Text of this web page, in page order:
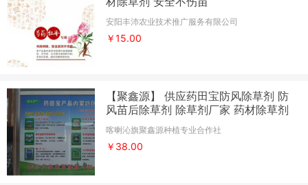
安阳丰沛农业技术推广服务有限公司
￥15.00
【聚鑫源】 供应药田宝防风除草剂 防
风苗后除草剂 除草剂厂家 药材除草剂
中药材除草剂
喀喇沁旗聚鑫源种植专业合作社
￥38.00